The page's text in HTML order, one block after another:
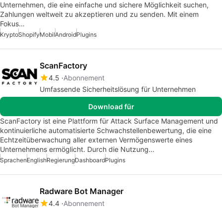
Unternehmen, die eine einfache und sichere Möglichkeit suchen,
Zahlungen weltweit zu akzeptieren und zu senden. Mit einem
Fokus…
KryptoShopifyMobilAndroidPlugins
ScanFactory
4.5 Abonnement
Umfassende Sicherheitslösung für Unternehmen
Download für
ScanFactory ist eine Plattform für Attack Surface Management und
kontinuierliche automatisierte Schwachstellenbewertung, die eine
Echtzeitüberwachung aller externen Vermögenswerte eines
Unternehmens ermöglicht. Durch die Nutzung…
SprachenEnglishRegierungDashboardPlugins
Radware Bot Manager
4.4 Abonnement